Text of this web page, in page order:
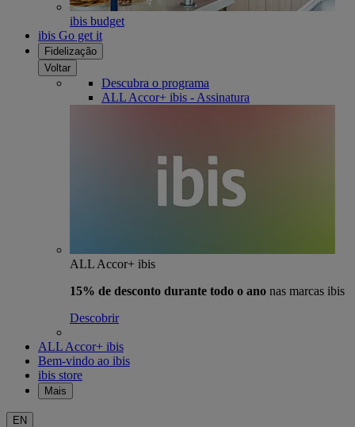
ibis budget
ibis Go get it
Fidelização
Voltar
Descubra o programa
ALL Accor+ ibis - Assinatura
ALL Accor+ ibis
15% de desconto durante todo o ano nas marcas ibis
Descobrir
ALL Accor+ ibis
Bem-vindo ao ibis
ibis store
Mais
EN